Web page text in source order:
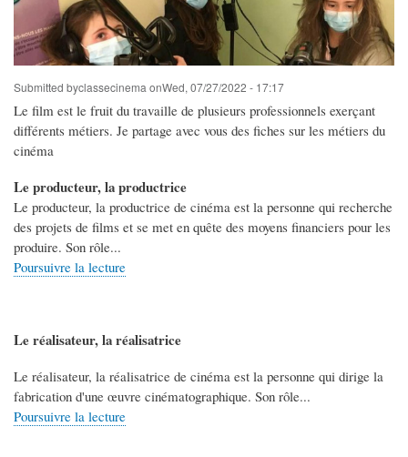
Submitted byclassecinemaonWed, 07/27/2022 - 17:17
Le film est le fruit du travaille de plusieurs professionnels exerçant
différents métiers. Je partage avec vous des fiches sur les métiers du
cinéma
Le producteur, la productrice
Le producteur, la productrice de cinéma est la personne qui recherche
des projets de films et se met en quête des moyens financiers pour les
produire. Son rôle...
Poursuivre la lecture
Le réalisateur, la réalisatrice
Le réalisateur, la réalisatrice de cinéma est la personne qui dirige la
fabrication d'une œuvre cinématographique. Son rôle...
Poursuivre la lecture